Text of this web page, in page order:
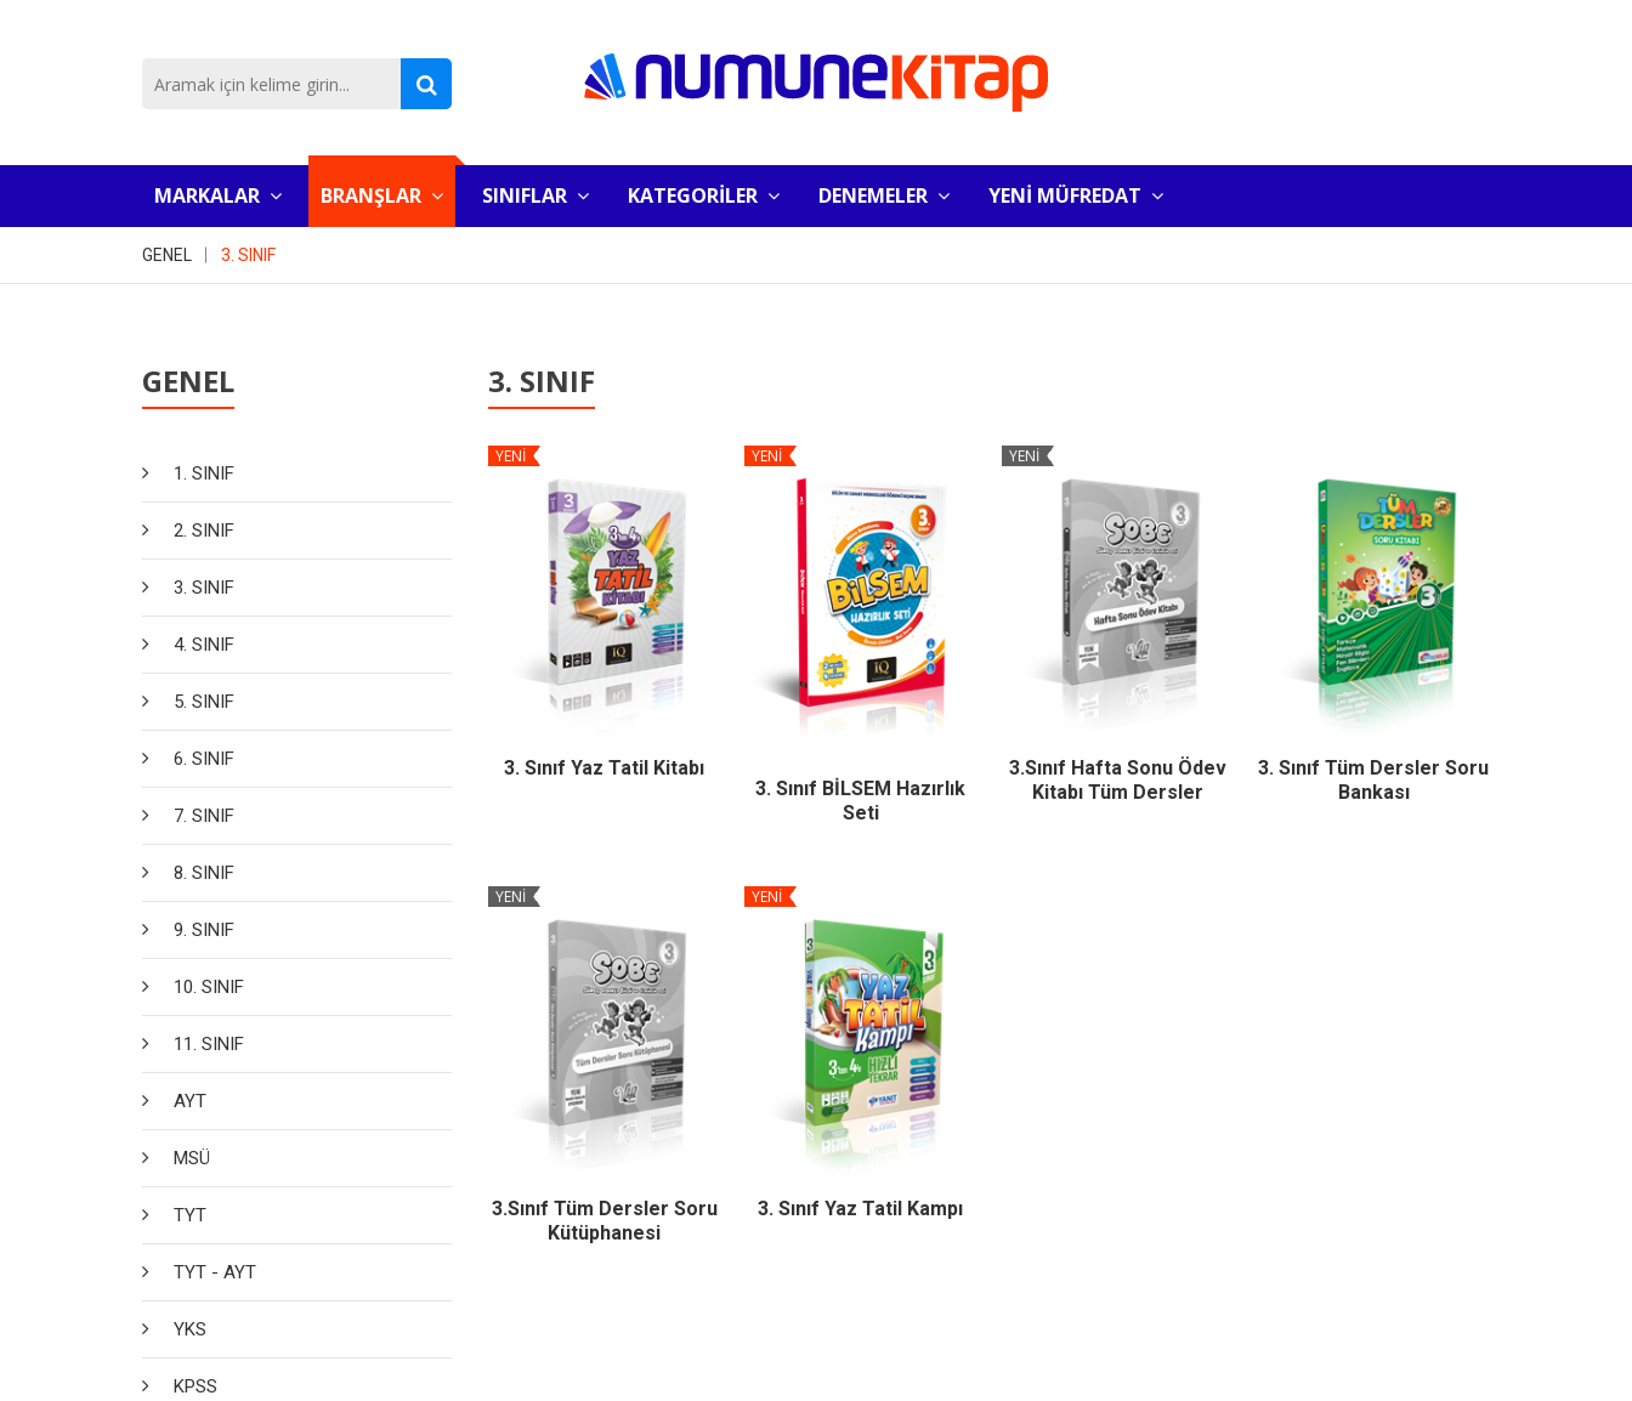
MARKALAR BRANŞLAR SINIFLAR KATEGORİLER DENEMELER YENİ MÜFREDAT
GENEL 3. SINIF
GENEL
1. SINIF
2. SINIF
3. SINIF
4. SINIF
5. SINIF
6. SINIF
7. SINIF
8. SINIF
9. SINIF
10. SINIF
11. SINIF
AYT
MSÜ
TYT
TYT - AYT
YKS
KPSS
3. SINIF
YENİ
3. Sınıf Yaz Tatil Kitabı
YENİ
3. Sınıf BİLSEM Hazırlık
Seti
YENİ
3.Sınıf Hafta Sonu Ödev
Kitabı Tüm Dersler
3. Sınıf Tüm Dersler Soru
Bankası
YENİ
3.Sınıf Tüm Dersler Soru
Kütüphanesi
YENİ
3. Sınıf Yaz Tatil Kampı